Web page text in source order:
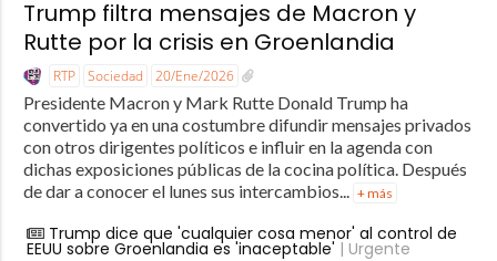
Trump filtra mensajes de Macron y
Rutte por la crisis en Groenlandia
RTP Sociedad 20/Ene/2026
Presidente Macron y Mark Rutte Donald Trump ha
convertido ya en una costumbre difundir mensajes privados
con otros dirigentes políticos e influir en la agenda con
dichas exposiciones públicas de la cocina política. Después
de dar a conocer el lunes sus intercambios...
+ más
Trump dice que 'cualquier cosa menor' al control de
EEUU sobre Groenlandia es 'inaceptable' | Urgente